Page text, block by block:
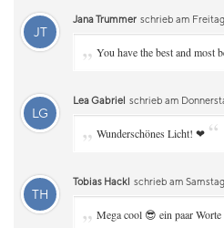
JT
Jana Trummer schrieb am
„ You have the best and most
LG
Lea Gabriel schrieb am
„ Wunderschönes Licht! ❤ “
TH
Tobias Hackl schrieb am
„ Mega cool 😎 ein paar